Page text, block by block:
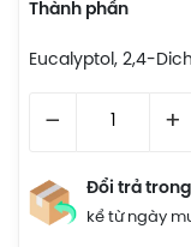
Thành phần
Eucalyptol, 2,4-
– +
Đổi trả
kể từ ngày